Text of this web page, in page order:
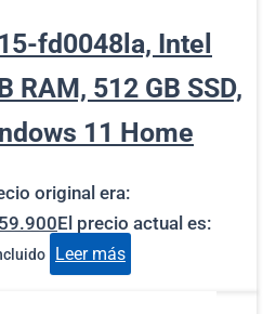
fd0048la, Intel
RAM, 512 GB SSD,
11 Home
original era:
El precio actual es:
Leer más